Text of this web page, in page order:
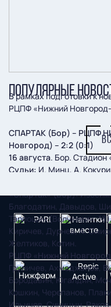
В рамках подготовки к
РЦПФ «Нижний
СПАРТАК (Бор) – РЦПФ
Новгород) – 2:2 (0:1)
16 августа. Бор. Стадион
Судьи: И. Минц, А.
«Спартак» (Бор):
Благодатин, Давыдов,
Тарпощян (Волчкевич,
Киричев, Дурнев, А.
Желтиков, Котин.
РЦПФ «Нижний
Груничев, Ахмеджанов,
Бородавин, Югалдин,
Кошкин, Черепанов,
Ильичев, Синицын,
ПОПУЛЯРНЫЕ